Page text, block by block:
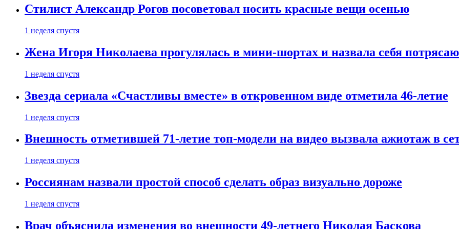
Стилист Александр Рогов посоветовал носить красные вещи осенью
1 неделя спустя
Жена Игоря Николаева прогулялась в мини-шортах и назвала себя
1 неделя спустя
Звезда сериала «Счастливы вместе» в откровенном виде отметила 46-летие
1 неделя спустя
Внешность отметившей 71-летие топ-модели на видео вызвала ажиотаж в
1 неделя спустя
Россиянам назвали простой способ сделать образ визуально дороже
1 неделя спустя
Врач объяснила изменения во внешности 49-летнего Николая Баскова